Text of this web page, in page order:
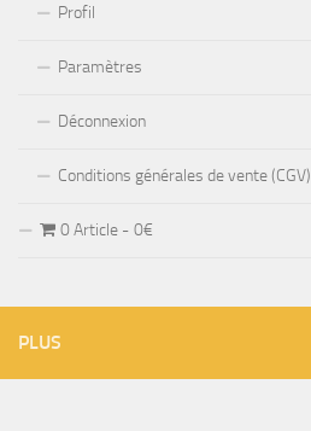
Profil
Paramètres
Déconnexion
Conditions générales de vente (CGV)
0 Article 0€
PLUS